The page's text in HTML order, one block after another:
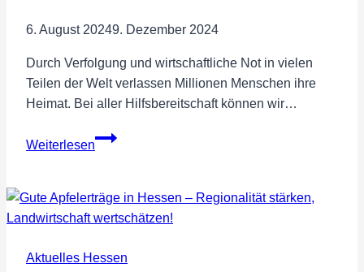
6. August 20249. Dezember 2024
Durch Verfolgung und wirtschaftliche Not in vielen
Teilen der Welt verlassen Millionen Menschen ihre
Heimat. Bei aller Hilfsbereitschaft können wir…
Weiterlesen
Zuwanderung
Aktuelles Hessen